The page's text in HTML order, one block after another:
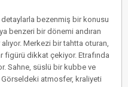
bezenmiş bir konusu
benzeri bir dönemi andıran
Merkezi bir tahtta oturan,
figürü dikkat çekiyor. Etrafında
Sahne, süslü bir kubbe ve
atmosfer, kraliyeti